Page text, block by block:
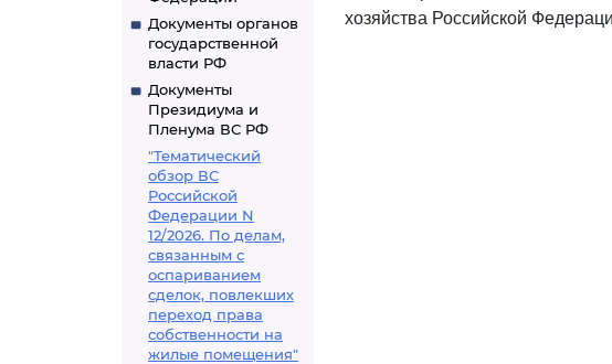
Документы органов
государственной
власти РФ
Документы
Президиума и
Пленума ВС РФ
"Тематический
обзор ВС
Российской
Федерации N
12/2026. По делам,
связанным с
оспариванием
сделок, повлекших
переход права
собственности на
жилые помещения"
хозяйства Российской